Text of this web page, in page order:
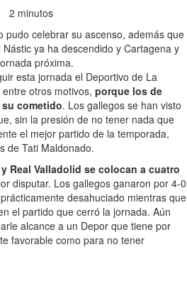
2 minutos
pudo celebrar su ascenso, además que
ya ha descendido y Cartagena y
próxima.
esta jornada el Deportivo de La
otros motivos, porque los de
cometido. Los gallegos se han visto
sin la presión de no tener nada que
el mejor partido de la temporada,
de Tati Maldonado.
Real Valladolid se colocan a cuatro
disputar. Los gallegos ganaron por 4-0
desahuciado mientras que
el partido que cerró la jornada. Aún
alcance a un Depor que tiene por
favorable como para no tener